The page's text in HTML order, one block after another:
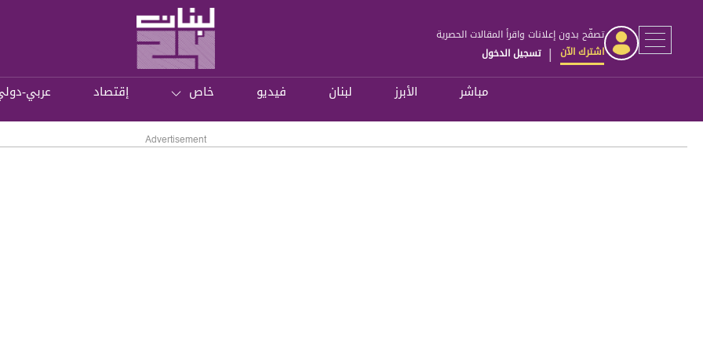
تصفّح بدون إعلانات واقرأ المقالات الحصرية
اشترك الآن | تسجيل الدخول
مباشر الأبرز لبنان فيديو خاص إقتصاد عربي-
Advertisement